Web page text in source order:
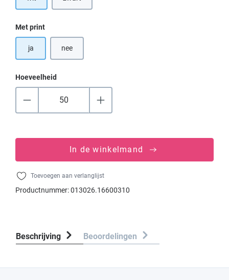
(Deze optie is momenteel niet beschikbaar.)
Selecteer
Met print
ja nee
Hoeveelheid
In de winkelmand
Toevoegen aan verlanglijst
Productnummer:013026.16600310
Beschrijving Beoordelingen